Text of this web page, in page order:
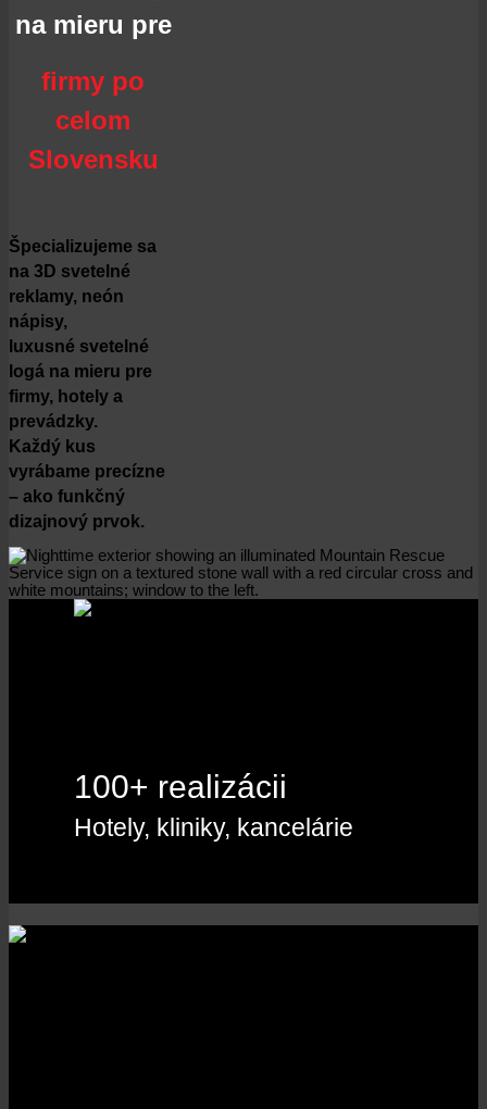
na mieru pre
firmy po
celom
Slovensku
Špecializujeme sa
na 3D svetelné
reklamy, neón
nápisy,
luxusné svetelné
logá na mieru pre
firmy, hotely a
prevádzky.
Každý kus
vyrábame precízne
– ako funkčný
dizajnový prvok.
100+ realizácii
Hotely, kliniky, kancelárie